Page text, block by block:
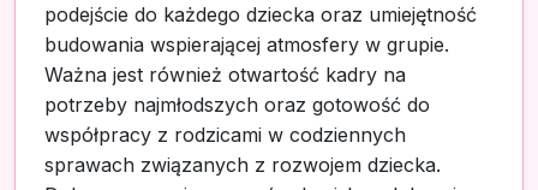
podejście do każdego dziecka oraz umiejętność
budowania wspierającej atmosfery w grupie.
Ważna jest również otwartość kadry na
potrzeby najmłodszych oraz gotowość do
współpracy z rodzicami w codziennych
sprawach związanych z rozwojem dziecka.